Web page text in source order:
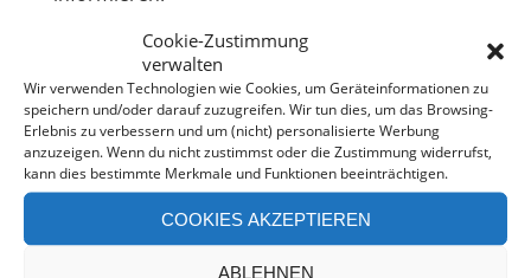
Cookie-Zustimmung
verwalten
Wir verwenden Technologien wie Cookies, um Geräteinformationen zu
speichern und/oder darauf zuzugreifen. Wir tun dies, um das Browsing-
Erlebnis zu verbessern und um (nicht) personalisierte Werbung
anzuzeigen. Wenn du nicht zustimmst oder die Zustimmung widerrufst,
kann dies bestimmte Merkmale und Funktionen beeinträchtigen.
COOKIES AKZEPTIEREN
ABLEHNEN